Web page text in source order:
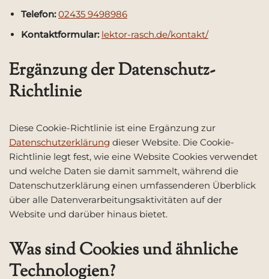
Telefon:02435 9498986
Kontaktformular: lektor-rasch.de/kontakt/
Ergänzung der Datenschutz-
Richtlinie
Diese Cookie-Richtlinie ist eine Ergänzung zur
Datenschutzerklärung dieser Website. Die Cookie-
Richtlinie legt fest, wie eine Website Cookies verwendet
und welche Daten sie damit sammelt, während die
Datenschutzerklärung einen umfassenderen Überblick
über alle Datenverarbeitungsaktivitäten auf der
Website und darüber hinaus bietet.
Was sind Cookies und ähnliche
Technologien?